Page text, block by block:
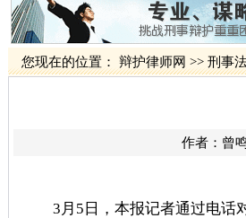
您现在的位置： 辩护律师网 >> 刑事
作者： 曾
3月5日，本报记者通过电话对